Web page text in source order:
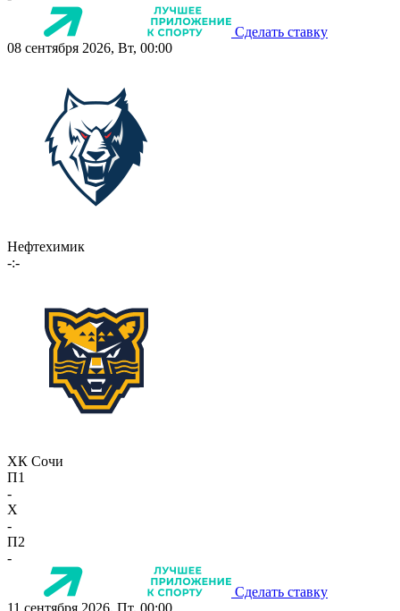
Сделать ставку
08 сентября 2026, Вт, 00:00
Нефтехимик
-:-
ХК Сочи
П1
-
X
-
П2
-
Сделать ставку